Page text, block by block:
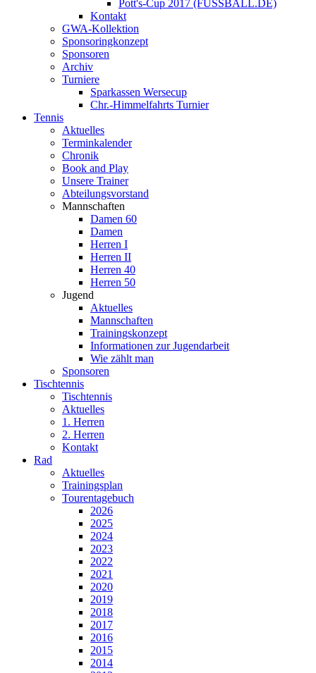
Pott's-Cup 2017 (FUSSBALL.DE)
Kontakt
GWA-Kollektion
Sponsoringkonzept
Sponsoren
Archiv
Turniere
Sparkassen Wersecup
Chr.-Himmelfahrts Turnier
Tennis
Aktuelles
Terminkalender
Chronik
Book and Play
Unsere Trainer
Abteilungsvorstand
Mannschaften
Damen 60
Damen
Herren I
Herren II
Herren 40
Herren 50
Jugend
Aktuelles
Mannschaften
Trainingskonzept
Informationen zur Jugendarbeit
Wie zählt man
Sponsoren
Tischtennis
Tischtennis
Aktuelles
1. Herren
2. Herren
Kontakt
Rad
Aktuelles
Trainingsplan
Tourentagebuch
2026
2025
2024
2023
2022
2021
2020
2019
2018
2017
2016
2015
2014